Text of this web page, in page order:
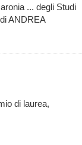
... degli Studi
ANDREA
di laurea,